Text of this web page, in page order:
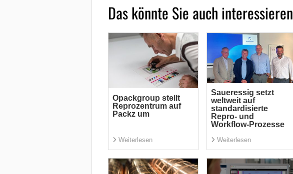
Das könnte Sie auch interessieren
Opackgroup stellt
Reprozentrum auf
Packz um
Weiterlesen
Saueressig setzt
weltweit auf
standardisierte
Repro- und
Workflow-Prozesse
Weiterlesen